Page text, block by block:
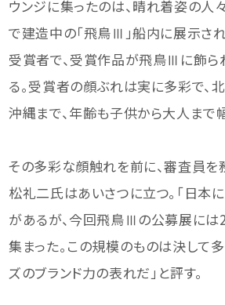
ウンジに集ったのは、晴れ着姿の人
で建造中の「飛鳥Ⅲ」船内に展示さ
受賞者で、受賞作品が飛鳥Ⅲに飾ら
る。受賞者の顔ぶれは実に多彩で、
沖縄まで、年齢も子供から大人まで
その多彩な顔触れを前に、審査員
松礼二氏はあいさつに立つ。「日本
があるが、今回飛鳥Ⅲの公募展に
集まった。この規模のものは決して
ズのブランド力の表れだ」と評す。